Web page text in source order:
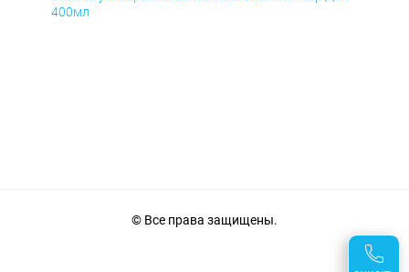
400мл
© Все права защищены.